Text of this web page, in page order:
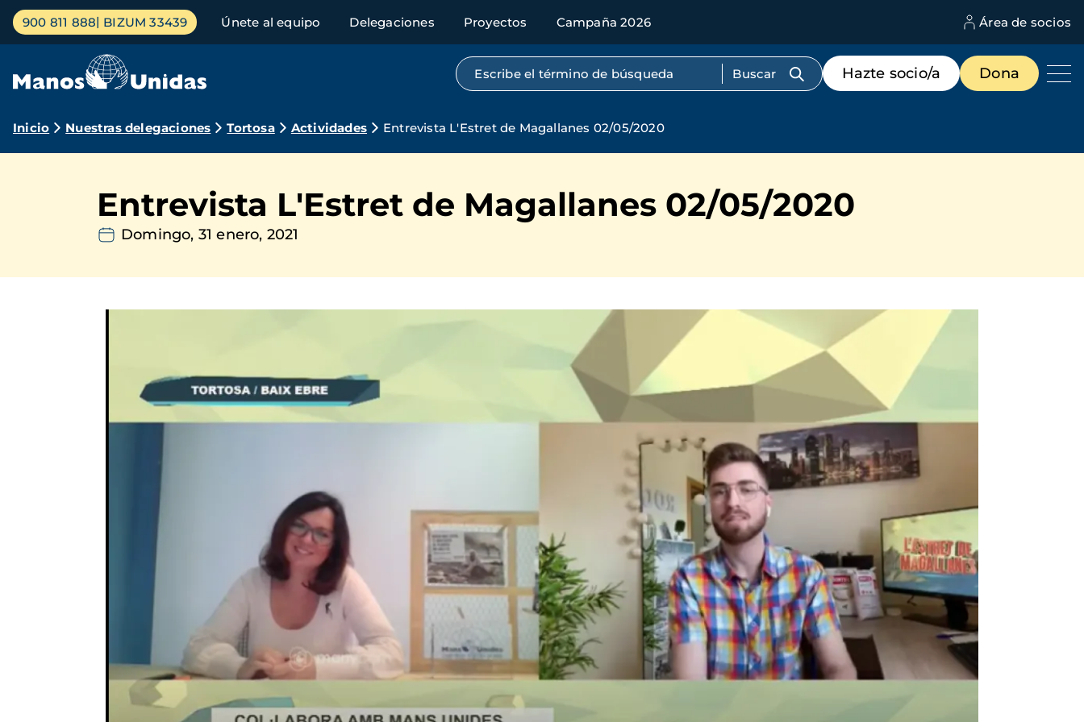
Pasar
contenido
Menú
principal
900 811 888 BIZUM 33439 Únete al equipo Delegaciones Proyectos Campaña 2026 Área de socios
Búsqueda por texto completo
Menú
de
destacados
Hazte socio/a Dona
Ruta
navegación
Inicio Nuestras delegaciones Tortosa Actividades Entrevista L'Estret de Magallanes 02/05/2020
Entrevista L'Estret de Magallanes 02/05/2020
Domingo, 31 enero, 2021